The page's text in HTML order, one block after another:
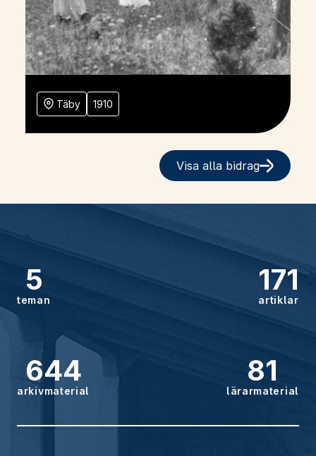
Täby 1910
Visa alla bidrag
5
teman
171
artiklar
644
arkivmaterial
81
lärarmaterial